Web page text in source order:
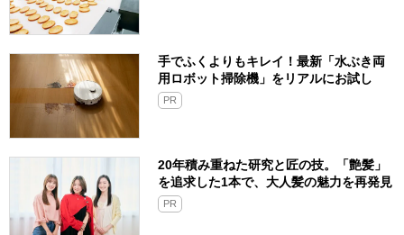
手でふくよりもキレイ！最新「水ぶき両
用ロボット掃除機」をリアルにお試し
PR
20年積み重ねた研究と匠の技。「艶髪」
を追求した1本で、大人髪の魅力を再発見
PR